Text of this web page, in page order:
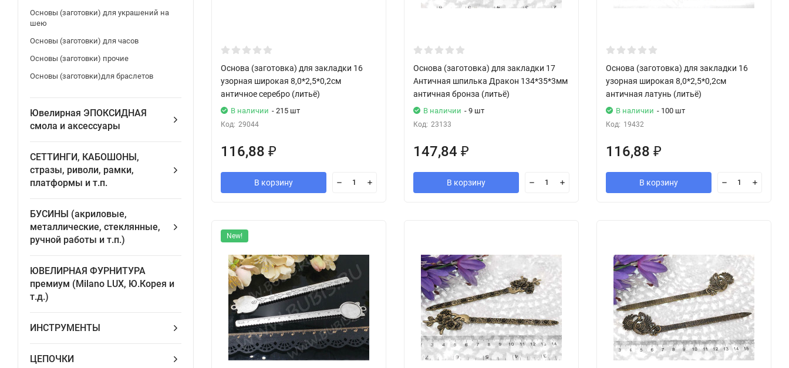
Основы (заготовки) для украшений на
шею
Основы (заготовки) для часов
Основы (заготовки) прочие
Основы (заготовки)для браслетов
Ювелирная ЭПОКСИДНАЯ
смола и аксессуары
СЕТТИНГИ, КАБОШОНЫ,
стразы, риволи, рамки,
платформы и т.п.
БУСИНЫ (акриловые,
металлические, стеклянные,
ручной работы и т.п.)
ЮВЕЛИРНАЯ ФУРНИТУРА
премиум (Milano LUX, Ю.Корея и
т.д.)
ИНСТРУМЕНТЫ
ЦЕПОЧКИ
Основа (заготовка) для закладки 16
узорная широкая 8,0*2,5*0,2см
античное серебро (литьё)
В наличии - 215 шт
Код: 29044
116,88 ₽
В корзину
Основа (заготовка) для закладки 17
Античная шпилька Дракон 134*35*3мм
античная бронза (литьё)
В наличии - 9 шт
Код: 23133
147,84 ₽
В корзину
Основа (заготовка) для закладки 16
узорная широкая 8,0*2,5*0,2см
античная латунь (литьё)
В наличии - 100 шт
Код: 19432
116,88 ₽
В корзину
New!